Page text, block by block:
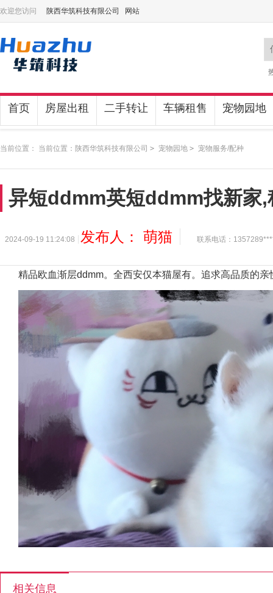
欢迎您访问 陕西华筑科技有限公司 网站
首页 房屋出租 二手转让 车辆租售 宠物园地
当前位置： 当前位置： 陕西华筑科技有限公司 > 宠物园地 > 宠物服务/配种
异短ddmm英短ddmm找新家,
2024-09-19 11:24:08 发布人： 萌猫 联系电话：
精品欧血渐层ddmm。全西安仅本猫屋有。追求高品质的
相关信息